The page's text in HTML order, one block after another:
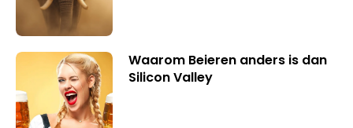
Waarom Beieren anders is dan
Silicon Valley